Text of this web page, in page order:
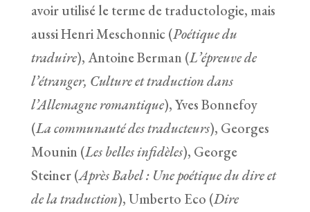
avoir utilisé le terme de traductologie, mais
aussi Henri Meschonnic (Poétique du
traduire), Antoine Berman (L’épreuve de
l’étranger, Culture et traduction dans
l’Allemagne romantique), Yves Bonnefoy
(La communauté des traducteurs), Georges
Mounin (Les belles infidèles), George
Steiner (Après Babel : Une poétique du dire et
de la traduction), Umberto Eco (Dire